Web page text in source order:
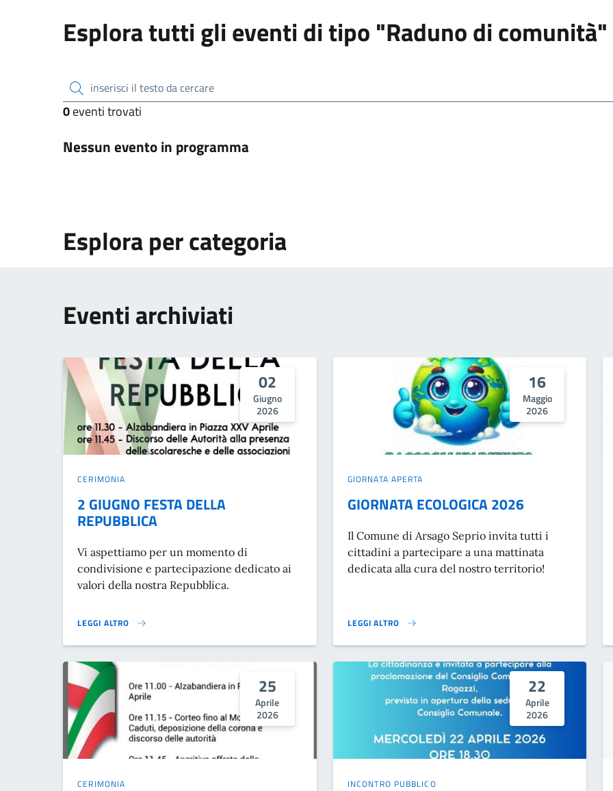
Esplora tutti gli eventi di tipo "Raduno di comunità"
inserisci il testo da cercare
0eventi trovati
Nessun evento in programma
Esplora per categoria
Eventi archiviati
02
Giugno
2026
CERIMONIA
2 GIUGNO FESTA DELLA
REPUBBLICA
Vi aspettiamo per un momento di
condivisione e partecipazione dedicato ai
valori della nostra Repubblica.
LEGGI ALTRO
2 GIUGNO FESTA DELLA REPUBBLICA}
16
Maggio
2026
GIORNATA APERTA
GIORNATA ECOLOGICA 2026
Il Comune di Arsago Seprio invita tutti i
cittadini a partecipare a una mattinata
dedicata alla cura del nostro territorio!
LEGGI ALTRO
GIORNATA ECOLOGICA 2026 }
25
Aprile
2026
CERIMONIA
22
Aprile
2026
INCONTRO PUBBLICO